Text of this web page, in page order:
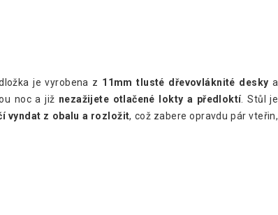
je vyrobena z 11mm tlusté dřevovláknité desky a
noc a již nezažijete otlačené lokty a předloktí. Stůl je
vyndat z obalu a rozložit, což zabere opravdu pár vteřin,